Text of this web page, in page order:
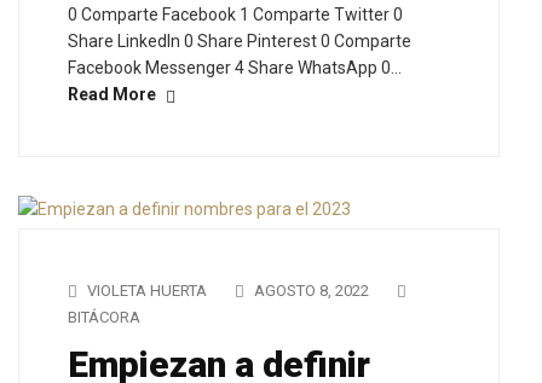
0 Comparte Facebook 1 Comparte Twitter 0
Share LinkedIn 0 Share Pinterest 0 Comparte
Facebook Messenger 4 Share WhatsApp 0…
Read More
VIOLETA HUERTA
AGOSTO 8, 2022
BITÁCORA
Empiezan a definir